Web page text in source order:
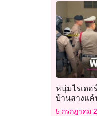
หนุ่มไรเดอ
บ้านสางแ
ดับ 2 สาหัส
5 กรกฎาคม